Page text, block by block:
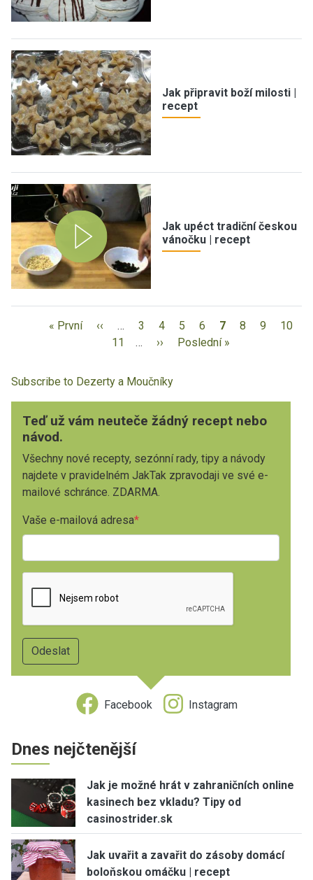
Jak připravit boží milosti |
recept
Jak upéct tradiční českou
vánočku | recept
« První ‹‹ … 3 4 5 6 7 8 9
10
11
… ›› Poslední »
Subscribe to Dezerty a Moučníky
Teď už vám neuteče žádný recept nebo
návod.
Všechny nové recepty, sezónní rady, tipy a návody
najdete v pravidelném JakTak zpravodaji ve své e-
mailové schránce. ZDARMA.
Vaše e-mailová adresa
Facebook Instagram
Dnes nejčtenější
Jak je možné hrát v zahraničních online
kasinech bez vkladu? Tipy od
casinostrider.sk
Jak uvařit a zavařit do zásoby domácí
boloňskou omáčku | recept